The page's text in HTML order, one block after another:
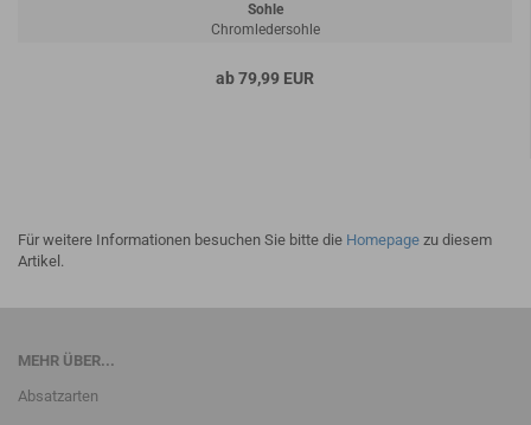
Sohle
Chromledersohle
ab 79,99 EUR
Für weitere Informationen besuchen Sie bitte die Homepage zu diesem
Artikel.
MEHR ÜBER...
Absatzarten